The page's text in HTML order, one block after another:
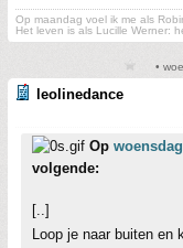
Op maandag voel ik me als
Het leven is als Lucille Werner:
•
leolinedance
Op
volgende:
[..]
Loop je naar buiten en